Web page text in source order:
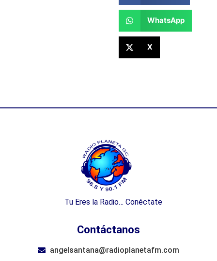
WhatsApp
X
Tu Eres la Radio… Conéctate
Contáctanos
angelsantana@radioplanetafm.com